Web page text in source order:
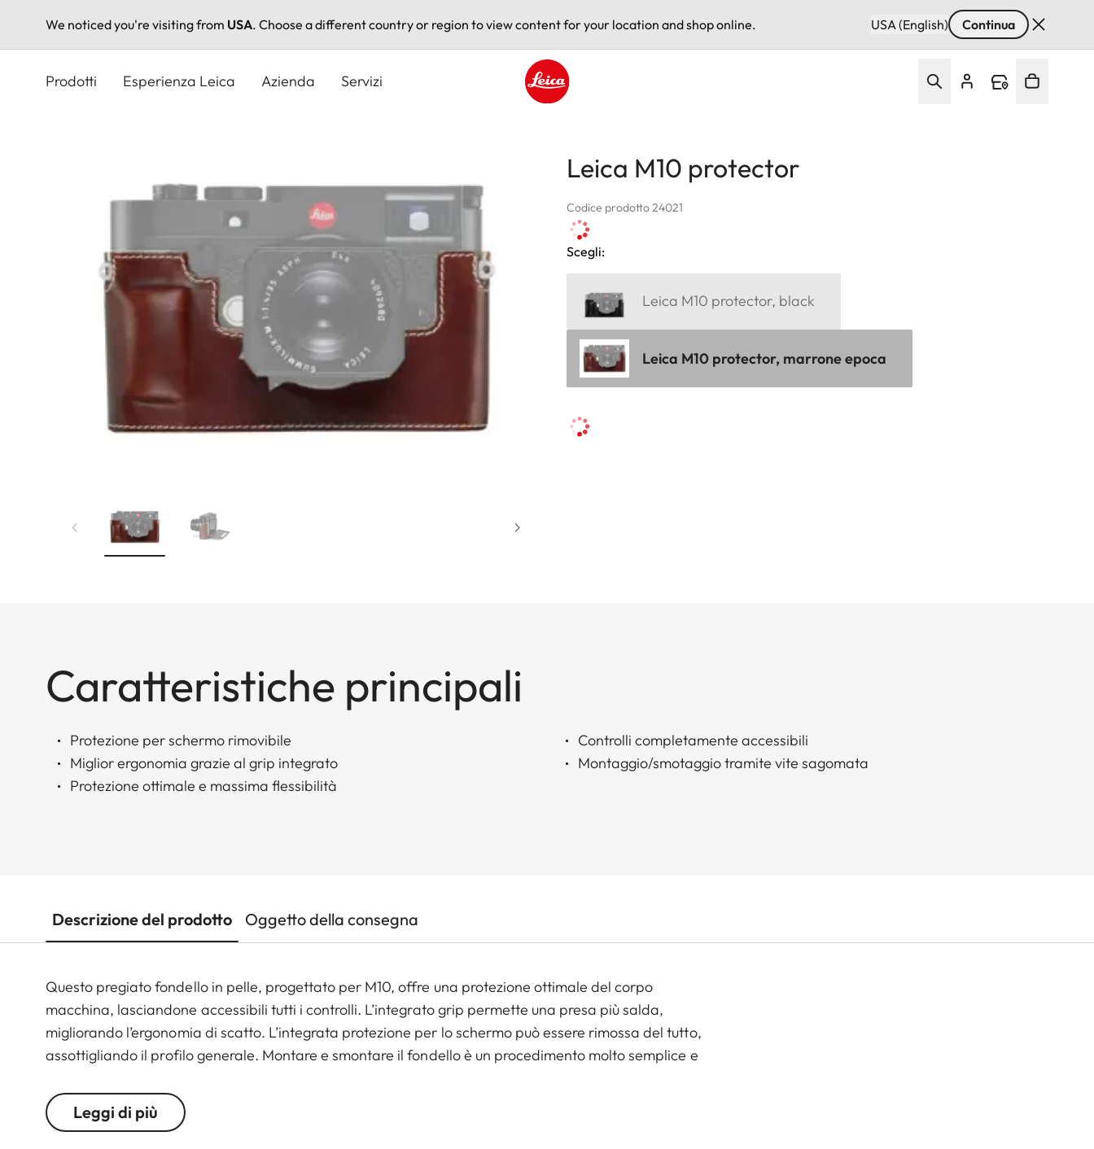
We noticed you're visiting from USA. Choose a different country or region to view content for your location and shop online. USA (English) Continua
Prodotti Esperienza Leica Azienda Servizi
Leica M10 protector
Codice prodotto 24021
Scegli:
Leica M10 protector, black
Leica M10 protector, marrone epoca
Caratteristiche principali
Protezione per schermo rimovibile
Miglior ergonomia grazie al grip integrato
Protezione ottimale e massima flessibilità
Controlli completamente accessibili
Montaggio/smotaggio tramite vite sagomata
Descrizione del prodotto Oggetto della consegna
Questo pregiato fondello in pelle, progettato per M10, offre una protezione ottimale del corpo
macchina, lasciandone accessibili tutti i controlli. L’integrato grip permette una presa più salda,
migliorando l’ergonomia di scatto. L’integrata protezione per lo schermo può essere rimossa del tutto,
assottigliando il profilo generale. Montare e smontare il fondello è un procedimento molto semplice e
accessori M10 come il supporto pollice e le cinte da polso. Disponibile in tre colori: nero, marrone e
rosso.
Leggi di più